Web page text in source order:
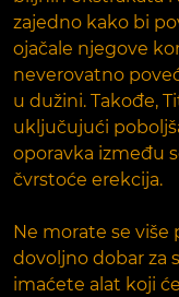
zajedno kako bi
ojačale njegove
neverovatno
u dužini. Takođe,
uključujući
oporavka između
čvrstoće erekcija.
Ne morate se više
dovoljno dobar za
imaćete alat koji